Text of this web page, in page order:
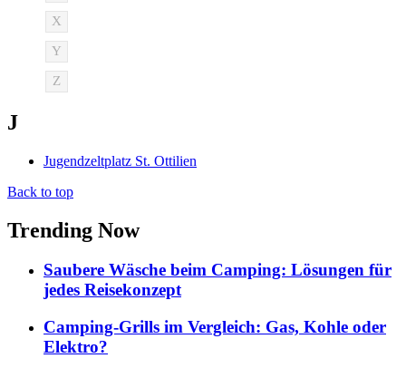
X
Y
Z
J
Jugendzeltplatz St. Ottilien
Back to top
Trending Now
Saubere Wäsche beim Camping: Lösungen für
jedes Reisekonzept
Camping-Grills im Vergleich: Gas, Kohle oder
Elektro?